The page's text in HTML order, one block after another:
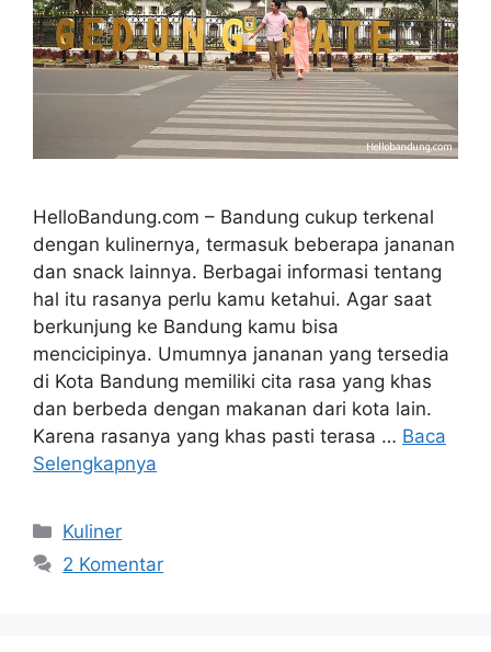
HelloBandung.com – Bandung cukup terkenal
dengan kulinernya, termasuk beberapa jananan
dan snack lainnya. Berbagai informasi tentang
hal itu rasanya perlu kamu ketahui. Agar saat
berkunjung ke Bandung kamu bisa
mencicipinya. Umumnya jananan yang tersedia
di Kota Bandung memiliki cita rasa yang khas
dan berbeda dengan makanan dari kota lain.
Karena rasanya yang khas pasti terasa … Baca
Selengkapnya
Kategori
Kuliner
2 Komentar